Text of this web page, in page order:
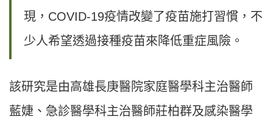
現，COVID-19疫情改變了疫苗施打習慣，不
少人希望透過接種疫苗來降低重症風險。
該研究是由高雄長庚醫院家庭醫學科主治醫師
藍婕、急診醫學科主治醫師莊柏群及感染醫學